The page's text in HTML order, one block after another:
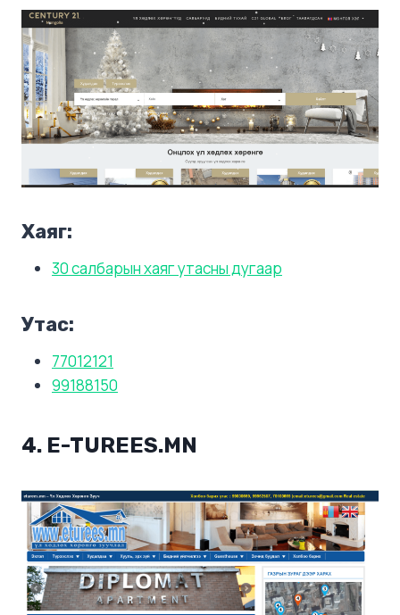
Хаяг:
30 салбарын хаяг утасны дугаар
Утас:
77012121
99188150
4. E-TUREES.MN